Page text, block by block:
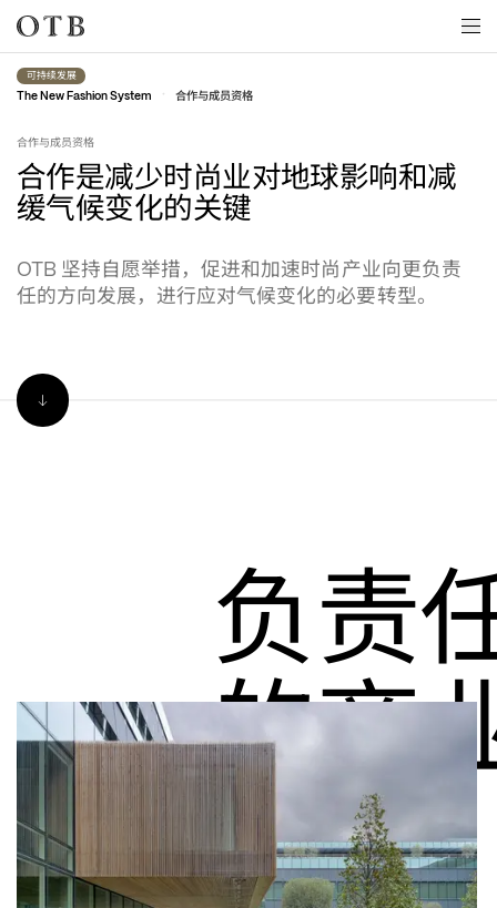
Skip to main content
可持续发展
The New Fashion System
• 合作与成员资格
合作与成员资格
合作是减少时尚业对地球影响和减
缓气候变化的关键
OTB 坚持自愿举措，促进和加速时尚产业向更负责
任的方向发展，进行应对气候变化的必要转型。
负责
的商
方式